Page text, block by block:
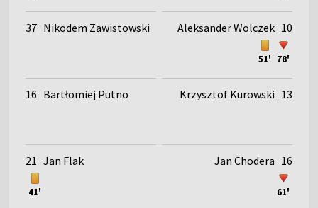
37 Nikodem Zawistowski
16 Bartłomiej Putno
21 Jan Flak
41'
51' 78'
Aleksander Wolczek 10
Krzysztof Kurowski 13
61'
Jan Chodera 16